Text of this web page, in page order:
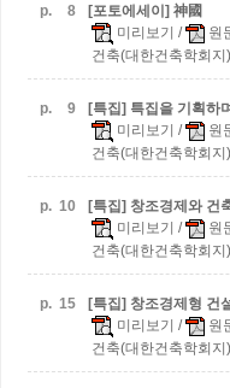
p. 8
[포토에세이] 神國
미리보기 / 원
건축(대한건축학회
p. 9 [특집] 특집을 기획하
미리보기 / 원
건축(대한건축학회
p. 10
[특집] 창조경제와 건
미리보기 / 원
건축(대한건축학회
p. 15
[특집] 창조경제형 건
미리보기 / 원
건축(대한건축학회